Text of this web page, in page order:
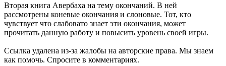
Вторая книга Авербаха на тему окончаний. В ней
рассмотрены коневые окончания и слоновые. Тот, кто
чувствует что слабовато знает эти окончания, может
прочитать данную работу и повысить уровень своей игры.
Ссылка удалена из-за жалобы на авторские права. Мы знаем
как помочь. Спросите в комментариях.